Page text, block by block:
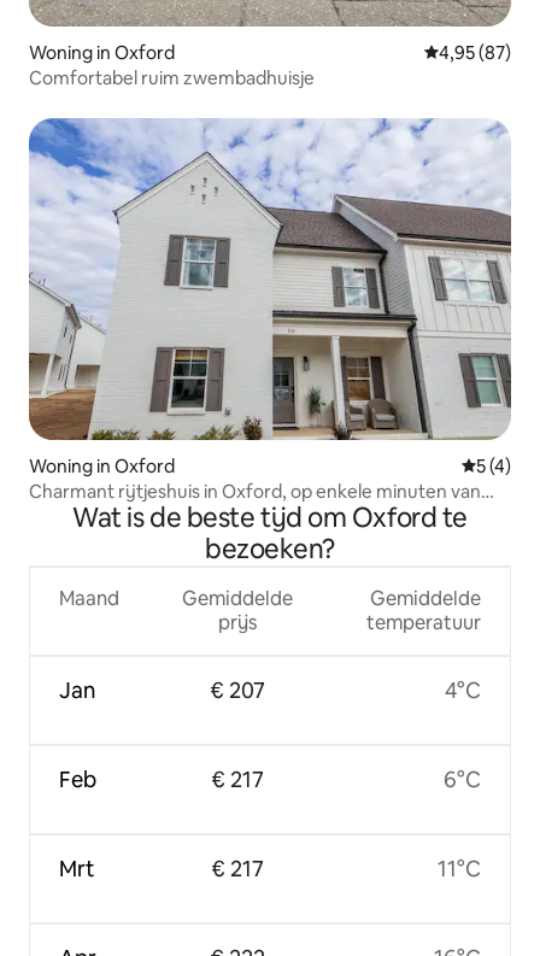
Woning in Oxford Gemiddelde
4,95 (87)
Comfortabel ruim zwembadhuisje
Woning in Oxford
5 (4)
Charmant rijtjeshuis in Oxford, op enkele minuten van
het plein en de campus
Wat is de beste tijd om Oxford te
bezoeken?
Maand
Jan
Feb
Mrt
Gemiddelde
prijs
€ 207
€ 217
€ 217
Gemiddelde
temperatuur
4°C
6°C
11°C